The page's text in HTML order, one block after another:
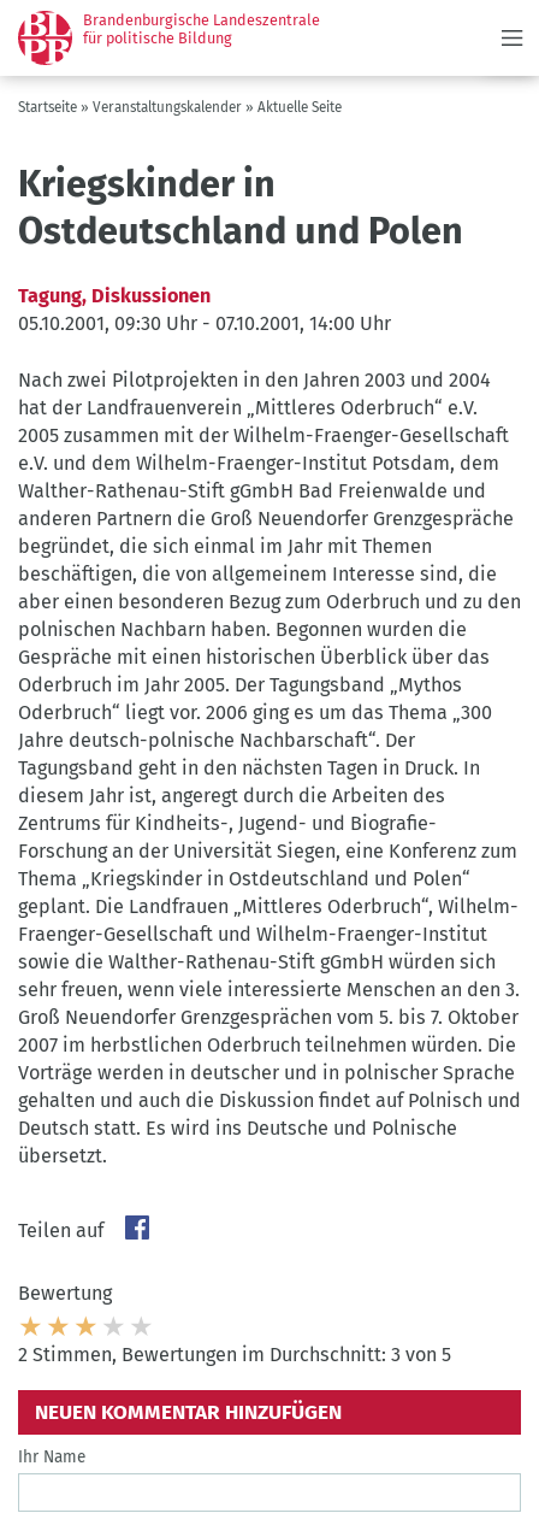
Direkt
zum
Inhalt
Brandenburgische Landeszentrale
für politische Bildung
Pfadnavigation
Startseite Veranstaltungskalender Aktuelle Seite
Kriegskinder in
Ostdeutschland und Polen
Tagung, Diskussionen
05.10.2001, 09:30 Uhr - 07.10.2001, 14:00 Uhr
Nach zwei Pilotprojekten in den Jahren 2003 und 2004
hat der Landfrauenverein „Mittleres Oderbruch“ e.V.
2005 zusammen mit der Wilhelm-Fraenger-Gesellschaft
e.V. und dem Wilhelm-Fraenger-Institut Potsdam, dem
Walther-Rathenau-Stift gGmbH Bad Freienwalde und
anderen Partnern die Groß Neuendorfer Grenzgespräche
begründet, die sich einmal im Jahr mit Themen
beschäftigen, die von allgemeinem Interesse sind, die
aber einen besonderen Bezug zum Oderbruch und zu den
polnischen Nachbarn haben. Begonnen wurden die
Gespräche mit einen historischen Überblick über das
Oderbruch im Jahr 2005. Der Tagungsband „Mythos
Oderbruch“ liegt vor. 2006 ging es um das Thema „300
Jahre deutsch-polnische Nachbarschaft“. Der
Tagungsband geht in den nächsten Tagen in Druck. In
diesem Jahr ist, angeregt durch die Arbeiten des
Zentrums für Kindheits-, Jugend- und Biografie-
Forschung an der Universität Siegen, eine Konferenz zum
Thema „Kriegskinder in Ostdeutschland und Polen“
geplant. Die Landfrauen „Mittleres Oderbruch“, Wilhelm-
Fraenger-Gesellschaft und Wilhelm-Fraenger-Institut
sowie die Walther-Rathenau-Stift gGmbH würden sich
sehr freuen, wenn viele interessierte Menschen an den 3.
Groß Neuendorfer Grenzgesprächen vom 5. bis 7. Oktober
2007 im herbstlichen Oderbruch teilnehmen würden. Die
Vorträge werden in deutscher und in polnischer Sprache
gehalten und auch die Diskussion findet auf Polnisch und
Deutsch statt. Es wird ins Deutsche und Polnische
übersetzt.
Teilen auf
Bewertung
2 Stimmen, Bewertungen im Durchschnitt: 3 von 5
NEUEN KOMMENTAR HINZUFÜGEN
Ihr Name